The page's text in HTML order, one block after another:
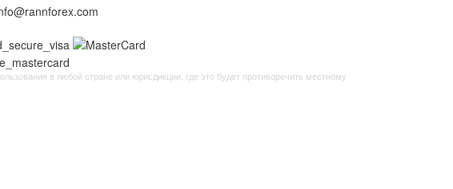
в любой стране или юрисдикции, где это будет противоречить местному